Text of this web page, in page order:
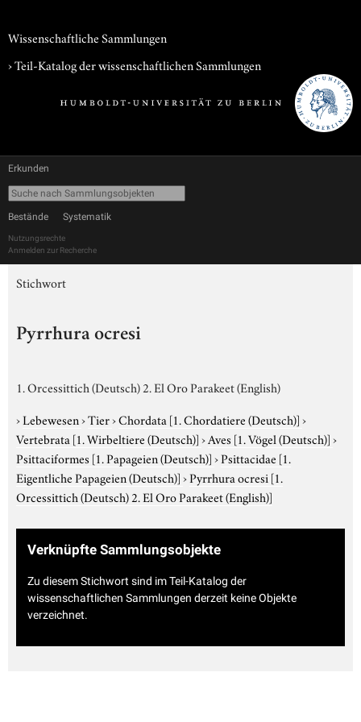
Wissenschaftliche Sammlungen
› Teil-Katalog der wissenschaftlichen Sammlungen
Erkunden
Bestände Systematik
Nutzungsrechte
Anmelden zur Recherche
Stichwort
Pyrrhura ocresi
1. Orcessittich (Deutsch) 2. El Oro Parakeet (English)
›Lebewesen›Tier›Chordata [1. Chordatiere (Deutsch)]›
Vertebrata [1. Wirbeltiere (Deutsch)]›Aves [1. Vögel (Deutsch)]›
Psittaciformes [1. Papageien (Deutsch)]›Psittacidae [1.
Eigentliche Papageien (Deutsch)]›Pyrrhura ocresi [1.
Orcessittich (Deutsch) 2. El Oro Parakeet (English)]
Verknüpfte Sammlungsobjekte
Zu diesem Stichwort sind im Teil-Katalog der
wissenschaftlichen Sammlungen derzeit keine Objekte
verzeichnet.